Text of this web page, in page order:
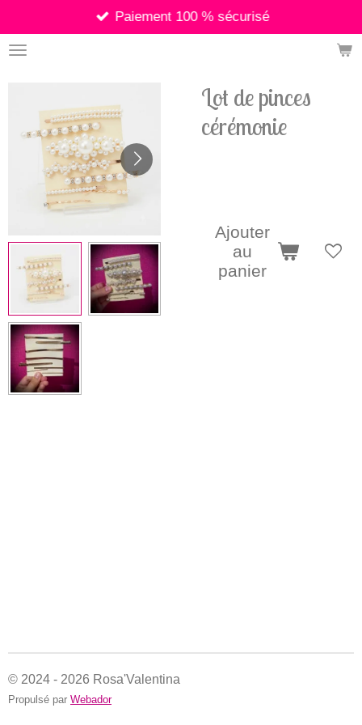
au
contenu
Paiement 100 % sécurisé
Lot de pinces
cérémonie
Ajouter
au
panier
© 2024 - 2026 Rosa'Valentina
Propulsé par Webador